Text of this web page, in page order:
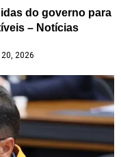
do governo para
– Notícias
2026